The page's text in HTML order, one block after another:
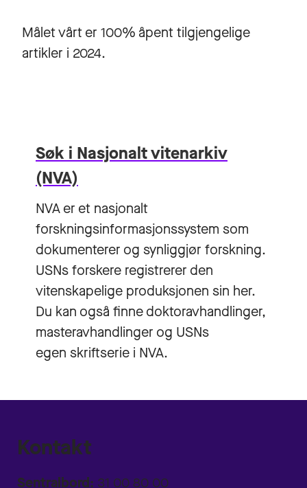
Målet vårt er 100% åpent tilgjengelige
artikler i 2024.
Søk i Nasjonalt vitenarkiv
(NVA)
NVA er et nasjonalt
forskningsinformasjonssystem som
dokumenterer og synliggjør forskning.
USNs forskere registrerer den
vitenskapelige produksjonen sin her.
Du kan også finne doktoravhandlinger,
masteravhandlinger og USNs
egen skriftserie i NVA.
Kontakt
Sentralbord: 31 00 80 00